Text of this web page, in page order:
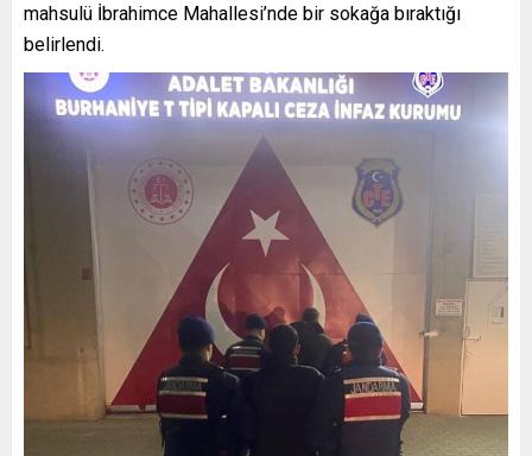
mahsulü İbrahimce Mahallesi’nde bir sokağa bıraktığı
belirlendi.